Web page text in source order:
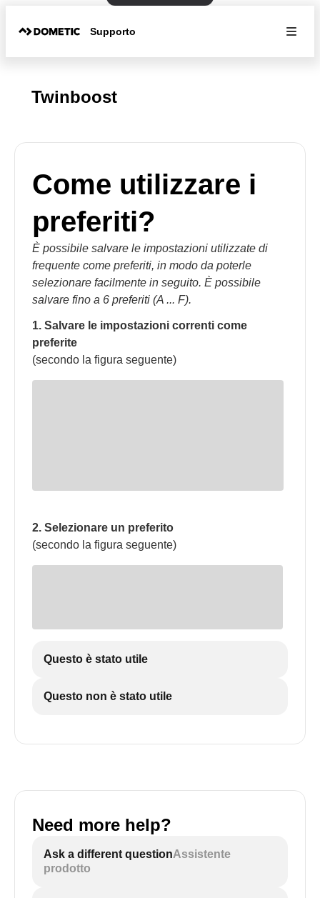
Supporto
Twinboost
Come utilizzare i
preferiti?
È possibile salvare le impostazioni utilizzate di
frequente come preferiti, in modo da poterle
selezionare facilmente in seguito. È possibile
salvare fino a 6 preferiti (A ... F).
1. Salvare le impostazioni correnti come
preferite
(secondo la figura seguente)
2. Selezionare un preferito
(secondo la figura seguente)
Questo è stato utile
Questo non è stato utile
Need more help?
Ask a different questionAssistente
prodotto